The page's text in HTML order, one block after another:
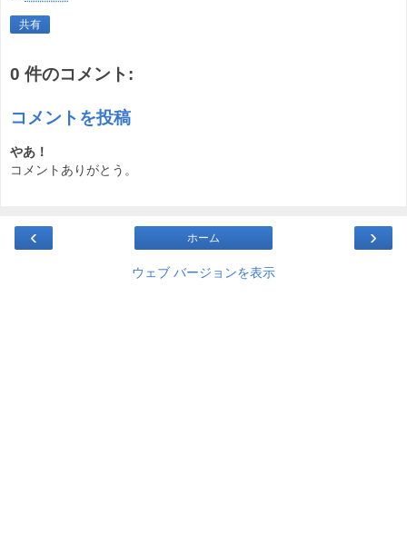
共有
0 件のコメント:
コメントを投稿
やあ！
コメントありがとう。
‹ ›
ホーム
ウェブ バージョンを表示